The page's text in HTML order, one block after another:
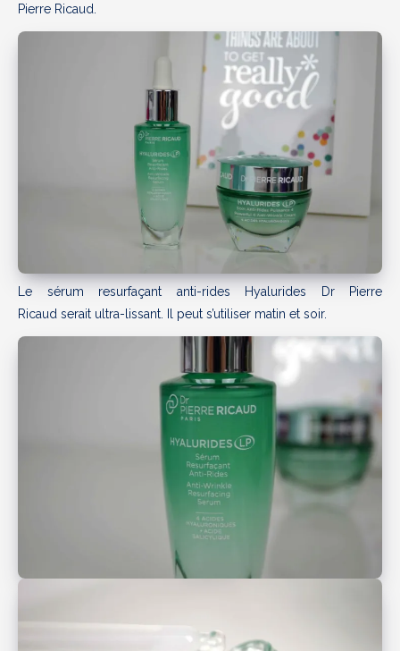
Pierre Ricaud.
Le sérum resurfaçant anti-rides Hyalurides Dr Pierre
Ricaud serait ultra-lissant. Il peut s’utiliser matin et soir.